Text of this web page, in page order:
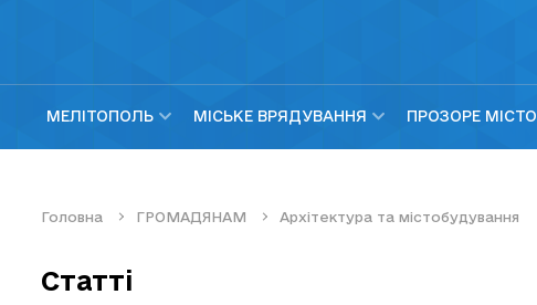
МЕЛІТОПОЛЬ МІСЬКЕ ВРЯДУВАННЯ ПРОЗОРЕ МІСТО
Головна ГРОМАДЯНАМ Архітектура та містобудування
Статті